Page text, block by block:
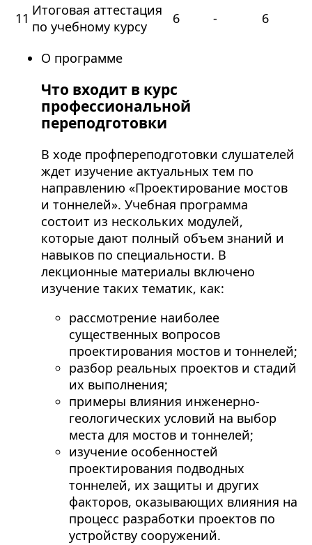
11 Итоговая аттестация
по учебному курсу
6 - 6
О программе
Что входит в курс
профессиональной
переподготовки
В ходе профпереподготовки слушателей
ждет изучение актуальных тем по
направлению «Проектирование мостов
и тоннелей». Учебная программа
состоит из нескольких модулей,
которые дают полный объем знаний и
навыков по специальности. В
лекционные материалы включено
изучение таких тематик, как:
рассмотрение наиболее
существенных вопросов
проектирования мостов и тоннелей;
разбор реальных проектов и стадий
их выполнения;
примеры влияния инженерно-
геологических условий на выбор
места для мостов и тоннелей;
изучение особенностей
проектирования подводных
тоннелей, их защиты и других
факторов, оказывающих влияния на
процесс разработки проектов по
устройству сооружений.